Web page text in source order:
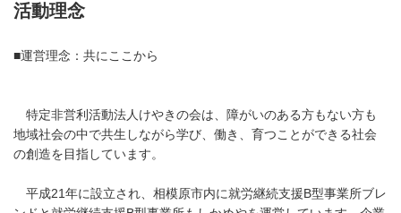
活動理念
■運営理念：共にここから
特定非営利活動法人けやきの会は、障がいのある方もない方も
地域社会の中で共生しながら学び、働き、育つことができる社会
の創造を目指しています。
平成21年に設立され、相模原市内に就労継続支援B型事業所ブレ